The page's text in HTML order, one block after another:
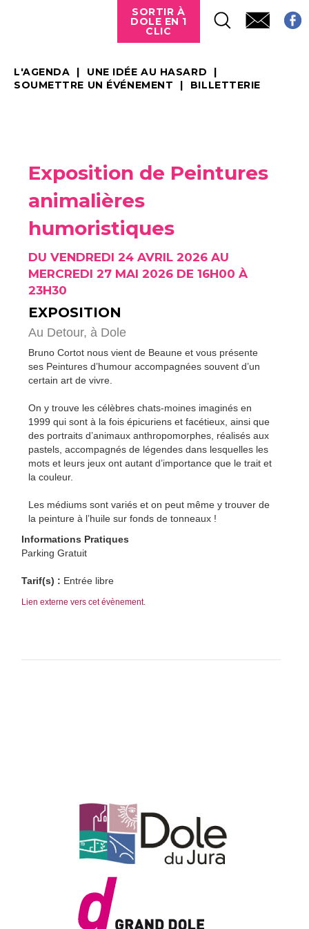
SORTIR À
DOLE EN 1
CLIC
L'AGENDA
UNE IDÉE AU HASARD
SOUMETTRE UN ÉVÉNEMENT
BILLETTERIE
Exposition de Peintures
animalières
humoristiques
DU VENDREDI 24 AVRIL 2026 AU
MERCREDI 27 MAI 2026 DE 16H00 À
23H30
EXPOSITION
Au Detour, à Dole
Bruno Cortot nous vient de Beaune et vous présente
ses Peintures d’humour accompagnées souvent d’un
certain art de vivre.
On y trouve les célèbres chats-moines imaginés en
1999 qui sont à la fois épicuriens et facétieux, ainsi que
des portraits d’animaux anthropomorphes, réalisés aux
pastels, accompagnés de légendes dans lesquelles les
mots et leurs jeux ont autant d’importance que le trait et
la couleur.
Les médiums sont variés et on peut même y trouver de
la peinture à l’huile sur fonds de tonneaux !
Informations Pratiques
Parking Gratuit
Tarif(s) : Entrée libre
Lien externe vers cet évènement.